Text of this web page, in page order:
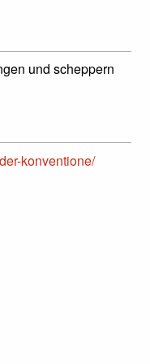
und scheppern
konventione/